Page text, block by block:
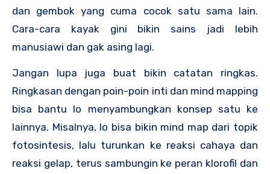
dan gembok yang cuma cocok satu sama lain.
Cara-cara kayak gini bikin sains jadi lebih
manusiawi dan gak asing lagi.
Jangan lupa juga buat bikin catatan ringkas.
Ringkasan dengan poin-poin inti dan mind mapping
bisa bantu lo menyambungkan konsep satu ke
lainnya. Misalnya, lo bisa bikin mind map dari topik
fotosintesis, lalu turunkan ke reaksi cahaya dan
reaksi gelap, terus sambungin ke peran klorofil dan